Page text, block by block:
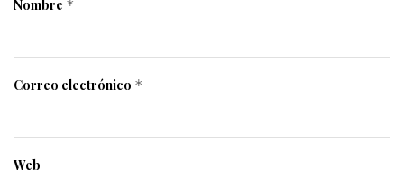
Nombre *
Correo electrónico *
Web